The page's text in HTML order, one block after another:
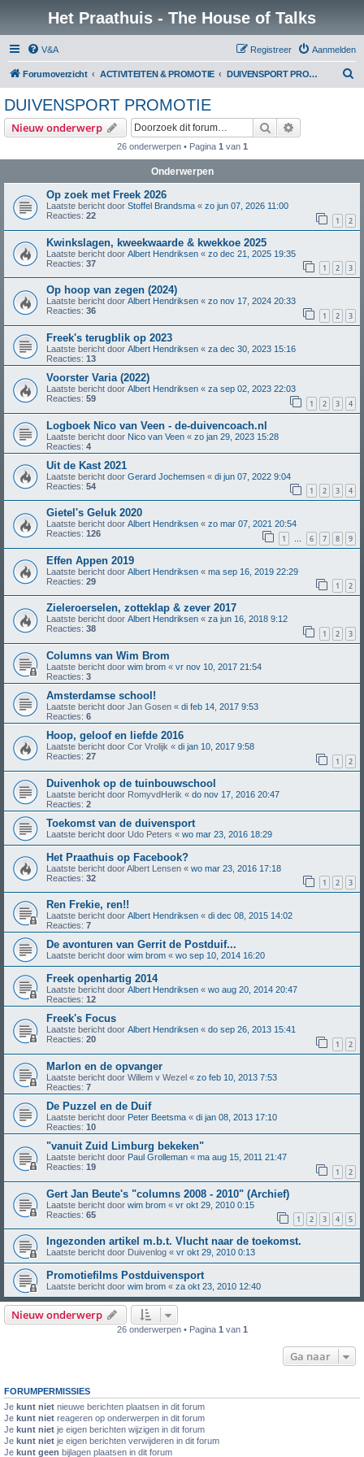
Het Praathuis - The House of Talks
V&A Aanmelden
Registreer
Forumoverzicht ACTIVITEITEN & PROMOTIE DUIVENSPORT PROMOTIE
DUIVENSPORT PROMOTIE
Nieuw onderwerp Zoek
26 onderwerpen • Pagina 1 van 1
Onderwerpen
Op zoek met Freek 2026
Laatste bericht door Stoffel Brandsma « zo jun 07, 2026 11:00
Reacties: 22 1 2
Kwinkslagen, kweekwaarde & kwekkoe 2025
Laatste bericht door Albert Hendriksen « zo dec 21, 2025 19:35
Reacties: 37 1 2 3
Op hoop van zegen (2024)
Laatste bericht door Albert Hendriksen « zo nov 17, 2024 20:33
Reacties: 36 1 2 3
Freek's terugblik op 2023
Laatste bericht door Albert Hendriksen « za dec 30, 2023 15:16
Reacties: 13
Voorster Varia (2022)
Laatste bericht door Albert Hendriksen « za sep 02, 2023 22:03
Reacties: 59 1 2 3 4
Logboek Nico van Veen - de-duivencoach.nl
Laatste bericht door Nico van Veen « zo jan 29, 2023 15:28
Reacties: 4
Uit de Kast 2021
Laatste bericht door Gerard Jochemsen « di jun 07, 2022 9:04
Reacties: 54 1 2 3 4
Gietel's Geluk 2020
Laatste bericht door Albert Hendriksen « zo mar 07, 2021 20:54
Reacties: 126 1 … 6 7 8 9
Effen Appen 2019
Laatste bericht door Albert Hendriksen « ma sep 16, 2019 22:29
Reacties: 29 1 2
Zieleroerselen, zotteklap & zever 2017
Laatste bericht door Albert Hendriksen « za jun 16, 2018 9:12
Reacties: 38 1 2 3
Columns van Wim Brom
Laatste bericht door wim brom « vr nov 10, 2017 21:54
Reacties: 3
Amsterdamse school!
Laatste bericht door Jan Gosen « di feb 14, 2017 9:53
Reacties: 6
Hoop, geloof en liefde 2016
Laatste bericht door Cor Vrolijk « di jan 10, 2017 9:58
Reacties: 27 1 2
Duivenhok op de tuinbouwschool
Laatste bericht door RomyvdHerik « do nov 17, 2016 20:47
Reacties: 2
Toekomst van de duivensport
Laatste bericht door Udo Peters « wo mar 23, 2016 18:29
Het Praathuis op Facebook?
Laatste bericht doorAlbert Lensen « wo mar 23, 2016 17:18
Reacties: 32 1 2 3
Ren Frekie, ren!!
Laatste bericht door Albert Hendriksen « di dec 08, 2015 14:02
Reacties: 7
De avonturen van Gerrit de Postduif...
Laatste bericht door wim brom « wo sep 10, 2014 16:20
Freek openhartig 2014
Laatste bericht door Albert Hendriksen « wo aug 20, 2014 20:47
Reacties: 12
Freek's Focus
Laatste bericht door Albert Hendriksen « do sep 26, 2013 15:41
Reacties: 20 1 2
Marlon en de opvanger
Laatste bericht door Willem v Wezel « zo feb 10, 2013 7:53
Reacties: 7
De Puzzel en de Duif
Laatste bericht door Peter Beetsma « di jan 08, 2013 17:10
Reacties: 10
"vanuit Zuid Limburg bekeken"
Laatste bericht door Paul Grolleman « ma aug 15, 2011 21:47
Reacties: 19 1 2
Gert Jan Beute's "columns 2008 - 2010" (Archief)
Laatste bericht door wim brom « vr okt 29, 2010 0:15
Reacties: 65 1 2 3 4 5
Ingezonden artikel m.b.t. Vlucht naar de toekomst.
Laatste bericht door Duivenlog « vr okt 29, 2010 0:13
Promotiefilms Postduivensport
Laatste bericht door wim brom « za okt 23, 2010 12:40
Nieuw onderwerp
26 onderwerpen • Pagina 1 van 1
Ga naar
FORUMPERMISSIES
Je kunt niet nieuwe berichten plaatsen in dit forum
Je kunt niet reageren op onderwerpen in dit forum
Je kunt niet je eigen berichten wijzigen in dit forum
Je kunt niet je eigen berichten verwijderen in dit forum
Je kunt geen bijlagen plaatsen in dit forum